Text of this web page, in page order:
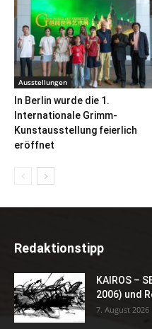
Ausstellungen
In Berlin wurde die 1.
Internationale Grimm-
Kunstausstellung feierlich
eröffnet
Redaktionstipp
KAIROS –
2006) und
7. August 2026